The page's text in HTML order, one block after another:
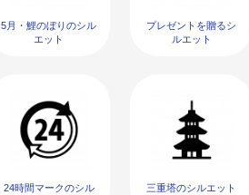
5月・鯉のぼりのシル
エット
プレゼントを贈るシ
ルエット
24時間マークのシル
三重塔のシルエット